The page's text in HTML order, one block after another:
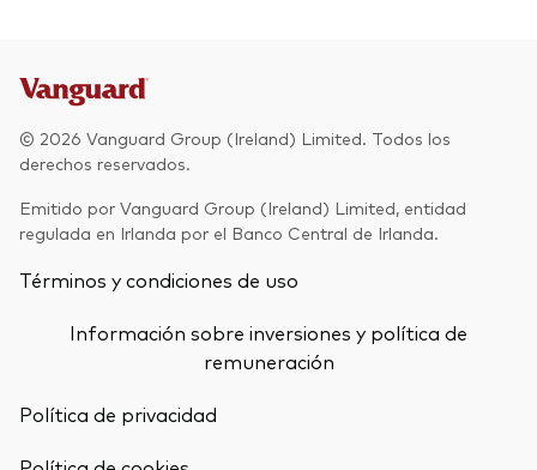
© 2026 Vanguard Group (Ireland) Limited. Todos los
derechos reservados.
Emitido por Vanguard Group (Ireland) Limited, entidad
regulada en Irlanda por el Banco Central de Irlanda.
Términos y condiciones de uso
Información sobre inversiones y política de
remuneración
Política de privacidad